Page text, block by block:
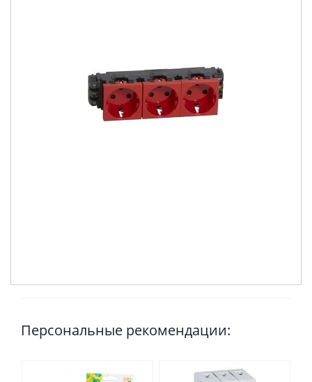
Персональные рекомендации: